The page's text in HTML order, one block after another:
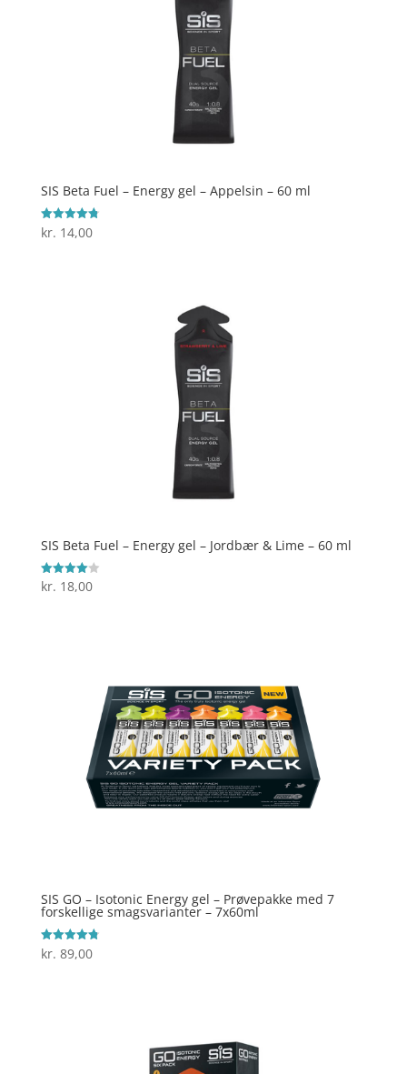
SIS Beta Fuel – Energy gel – Appelsin – 60 ml
Vurderet
4.8
kr. 14,00
SIS Beta Fuel – Energy gel – Jordbær & Lime – 60 ml
Vurderet
4
kr. 18,00
SIS GO – Isotonic Energy gel – Prøvepakke med 7
forskellige smagsvarianter – 7x60ml
Vurderet
4.8
kr. 89,00